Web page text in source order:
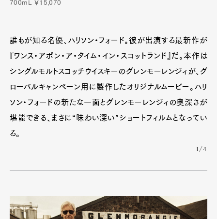
700mL ￥15,070
誰もが知る名優、ハリソン・フォード。彼が出演する最新作が
『ワンス・アポン・ア・タイム・イン・スコットランド』だ。本作は
シングルモルトスコッチウイスキーのグレンモーレンジィが、グ
ローバルキャンペーン用に製作したオリジナルムービー。ハリ
ソン・フォードの新たな一面とグレンモーレンジィの奥深さが
堪能できる、まさに“味わい深い”ショートフィルムとなってい
る。
1/4